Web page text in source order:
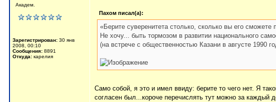
Академ.
Зарегистрирован: 30 янв
2008, 00:10
Сообщения: 8891
Откуда: карелия
Пахом писал(а):
«Берите суверенитета столько, сколько вы его сможете
Не хочу... быть тормозом в развитии национального
(на встрече с общественностью Казани в августе 1990
Само собой, я это и имел ввиду: берите то чего нет. Я
согласен был...короче перечислять тут можно за каждый